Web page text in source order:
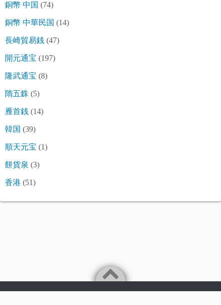
銅幣 中国 (74)
銅幣 中華民国 (14)
長崎貿易銭 (47)
開元通宝 (197)
隆武通宝 (8)
隋五銖 (5)
雁首銭 (14)
韓国 (39)
順天元宝 (1)
餅貨泉 (3)
香港 (51)